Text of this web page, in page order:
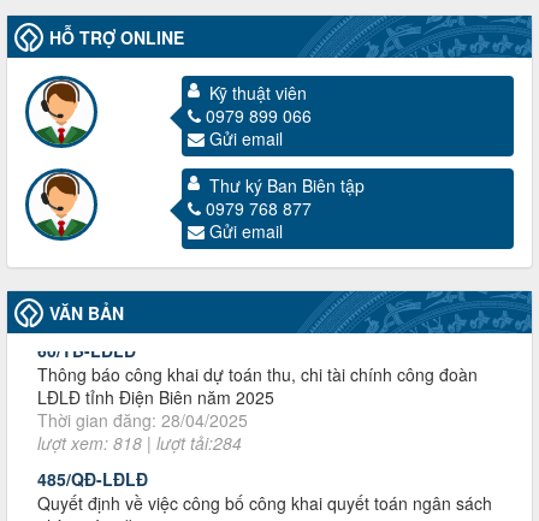
HỖ TRỢ ONLINE
Kỹ thuật viên
0979 899 066
Gửi email
Thư ký Ban Biên tập
0979 768 877
Gửi email
VĂN BẢN
Công văn hướng dẫn công tác quả lý tài chính, tài sản công
đoàn khi đơn vị sát nhập, chấm dứt hoạt động
Thời gian đăng: 13/04/2025
lượt xem: 2003 | lượt tải:719
60/TB-LĐLĐ
Thông báo công khai dự toán thu, chi tài chính công đoàn
LĐLĐ tỉnh Điện Biên năm 2025
Thời gian đăng: 28/04/2025
lượt xem: 818 | lượt tải:284
485/QĐ-LĐLĐ
Quyết định về việc công bố công khai quyết toán ngân sách
nhà nước năm 2024
Thời gian đăng: 29/04/2025
lượt xem: 915 | lượt tải:254